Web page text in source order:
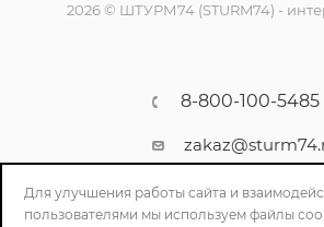
2026 © ШТУРМ74 (STURM74) -
8-800-100-5485
г. Челябинск, ул.
Для улучшения работы сайта и
пользователями мы используем файлы